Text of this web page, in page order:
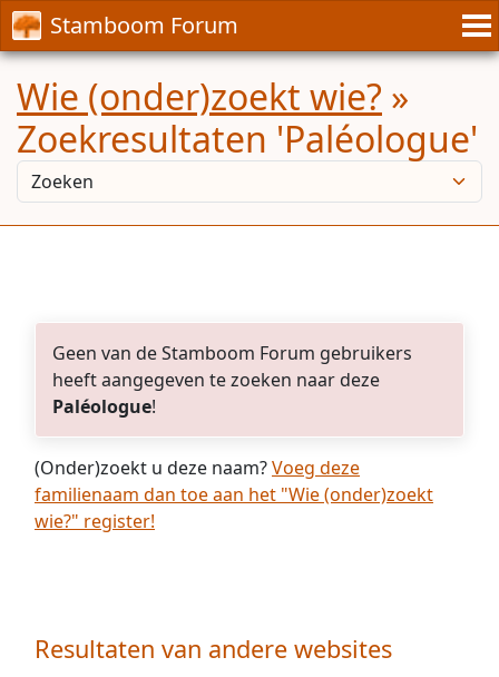
Stamboom Forum
Wie (onder)zoekt wie? »
Zoekresultaten 'Paléologue'
Geen van de Stamboom Forum gebruikers
heeft aangegeven te zoeken naar deze
Paléologue!
(Onder)zoekt u deze naam?Voeg deze
familienaam dan toe aan het "Wie (onder)zoekt
wie?" register!
Resultaten van andere websites